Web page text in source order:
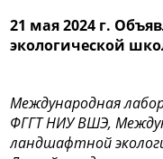
21 мая 2024 г.
экологической
Международная
ФГГТ НИУ ВШЭ,
ландшафтной